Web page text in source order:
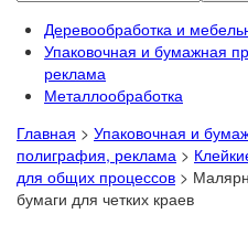
Деревообработка и
Упаковочная и бумажная
реклама
Металлообработка
Главная > Упаковочная и
полиграфия, реклама >
для общих процессов >
бумаги для четких краев